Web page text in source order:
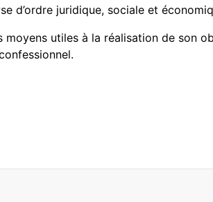
d’ordre juridique, sociale et
utiles à la réalisation de son